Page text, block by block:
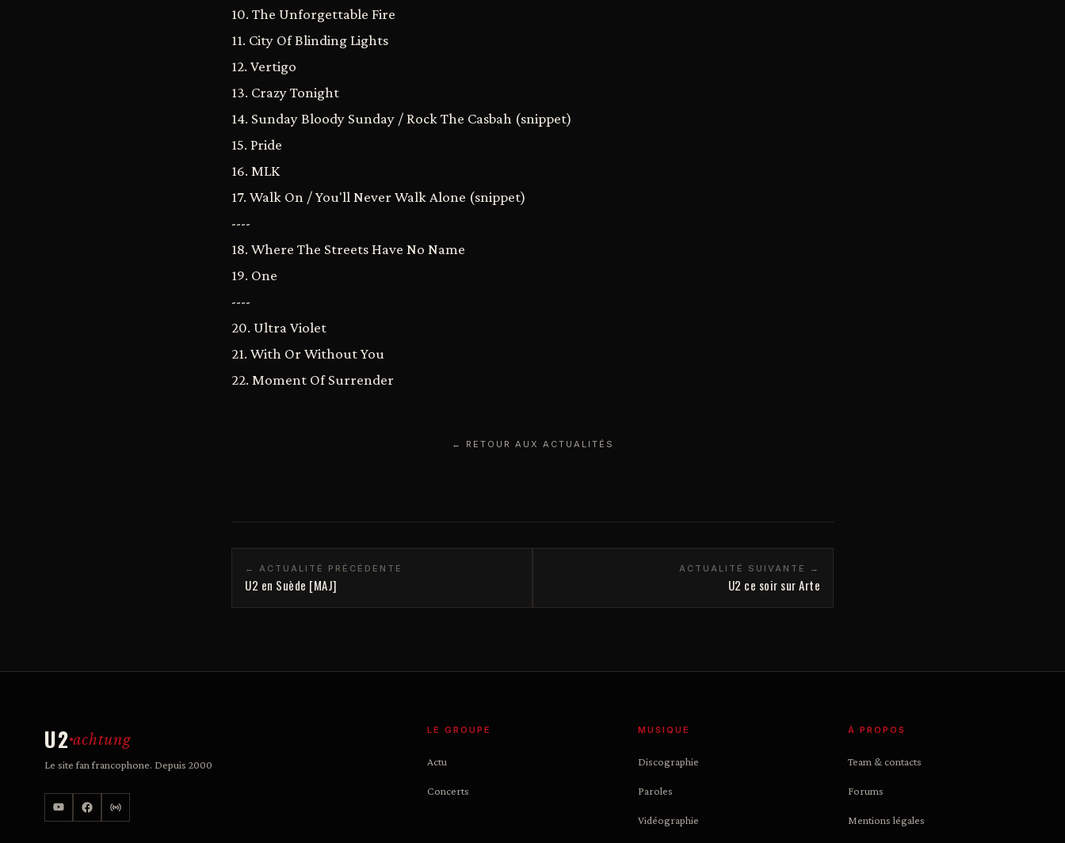
10. The Unforgettable Fire
11. City Of Blinding Lights
12. Vertigo
13. Crazy Tonight
14. Sunday Bloody Sunday / Rock The Casbah (snippet)
15. Pride
16. MLK
17. Walk On / You'll Never Walk Alone (snippet)
----
18. Where The Streets Have No Name
19. One
----
20. Ultra Violet
21. With Or Without You
22. Moment Of Surrender
← RETOUR AUX ACTUALITÉS
← ACTUALITÉ PRÉCÉDENTE
U2 en Suède [MAJ]
ACTUALITÉ SUIVANTE →
U2 ce soir sur Arte
U2 achtung
Le site fan francophone. Depuis 2000
LE GROUPE
Actu
Concerts
MUSIQUE
Discographie
Paroles
Vidéographie
À PROPOS
Team & contacts
Forums
Mentions légales